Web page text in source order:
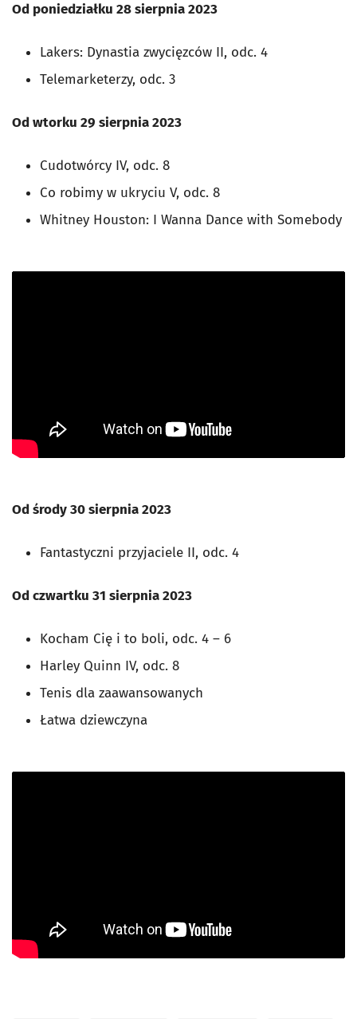
Od poniedziałku 28 sierpnia 2023
Lakers: Dynastia zwycięzców II, odc. 4
Telemarketerzy, odc. 3
Od wtorku 29 sierpnia 2023
Cudotwórcy IV, odc. 8
Co robimy w ukryciu V, odc. 8
Whitney Houston: I Wanna Dance with Somebody
Od środy 30 sierpnia 2023
Fantastyczni przyjaciele II, odc. 4
Od czwartku 31 sierpnia 2023
Kocham Cię i to boli, odc. 4 – 6
Harley Quinn IV, odc. 8
Tenis dla zaawansowanych
Łatwa dziewczyna